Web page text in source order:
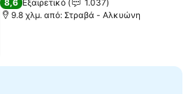
8,6 Εξαιρετικό
1.037
9.8 χλμ. από: Στραβά - Αλκυώνη